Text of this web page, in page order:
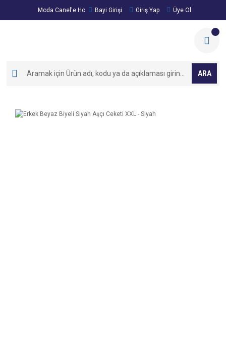
Moda Canel'e Hoşgeldiniz!
Bayi Girişi Giriş Yap Üye Ol
ARA